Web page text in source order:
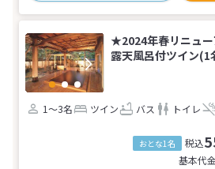
★2024年春リニュ
露天風呂付ツイン(1
1～3名 ツイン バス トイレ
おとな1名 税込
基本代